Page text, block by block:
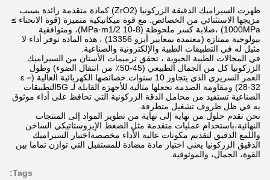
ظهرت السيراميك الدقيقة الزركونيا (ZrO2) كمادة متقدمة رائدة بسبب
مزيجها الاستثنائي من الخصائص. مع قوة ميكانيكية متميزة (قوة الانحناء ≥
1000MPa) ،صلابة كسر ملحوظة (8-10 MPa·m1/2)، ومتوافقية
بيولوجية ممتازة (معتمدة بمعايير أيزو 13356) ، هذه المادة توفر أداء لا
مثيل له في التطبيقات الطبية والإلكترونية والصناعية.
في المجالات الطبية الحيوية ، تحقق ترميمات الأسنان من السيراميك
الزركونيا كل من الجمال الطبيعي (45-50٪ من انتقال الضوء) وطول
العمر السريري الذي يتجاوز 10 سنوات.خصائصها الكهربائية العالية (ε =
28-32) ومقاومة الصدمة تجعلها مثالية للأجهزة القابلة لـ 5Gالتطبيقات
الصناعية تستفيد من محامل الدقة الزركونية التي تحافظ على أداء موثوق
به في ظل ظروف تشغيل متطرفة.
نحن نقدم حلول من نهاية إلى نهاية من تطوير المواد إلى المنتجات
النهائية،باستخدام عمليات متقدمة مثل الضغط الإيزوستاتيكي الساخن
واللمع الدقيق لتقديم مكونات عالية الأداء مخصصةاختيار السيراميك
الدقيق الزركونيا يعني اختيار مادة مضادة للمستقبل التي توازن تماما بين
القوة، الجمال، والموثوقية.
Tags: